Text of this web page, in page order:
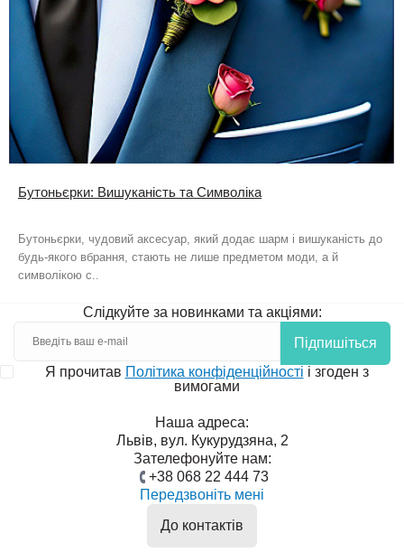
Бутоньєрки: Вишуканість та Символіка
Бутоньєрки, чудовий аксесуар, який додає шарм і вишуканість до
будь-якого вбрання, стають не лише предметом моди, а й
символікою с..
Слідкуйте за новинками та акціями:
Підпишіться
Я прочитав Політика конфіденційності і згоден з
вимогами
Наша адреса:
Львів, вул. Кукурудзяна, 2
Зателефонуйте нам:
+38 068 22 444 73
Передзвоніть мені
До контактів